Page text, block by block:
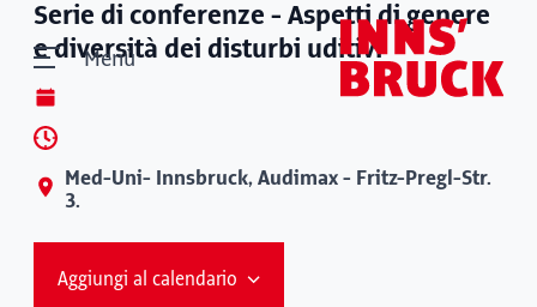
Menù
Serie di conferenze - Aspetti di genere
e diversità dei disturbi uditivi
Med-Uni- Innsbruck, Audimax - Fritz-Pregl-Str.
3.
Aggiungi al calendario